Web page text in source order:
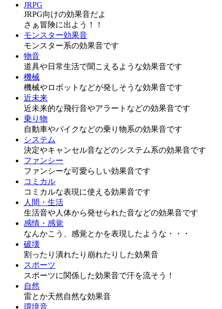
JRPG
JRPG向けの効果音だよ
さぁ冒険に出よう！！
モンスター効果音
モンスター系の効果音です
物音
道具や日常生活で聞こえるような効果音です
機械
機械やロボットなどが発しそうな効果音です
近未来
近未来的な飛行音やアラートなどの効果音です
乗り物
自動車やバイクなどの乗り物系の効果音です
システム
決定やキャンセル音などのシステム系の効果音です
ファンシー
ファンシーな可愛らしい効果音です
コミカル
コミカルな表現に使える効果音です
人間・生活
生活音や人体から発せられた音などの効果音です
感情・感覚
なんかこう、感覚とかを表現したような・・・
破壊
割ったり潰れたり崩れたりした効果音
スポーツ
スポーツに関係した効果音で汗を流そう！
自然
雷とか天然自然な効果音
環境音